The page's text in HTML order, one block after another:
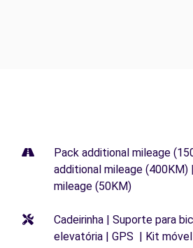
Pack additional mileage
additional mileage (400KM)
mileage (50KM)
Cadeirinha | Suporte para
elevatória | GPS | Kit